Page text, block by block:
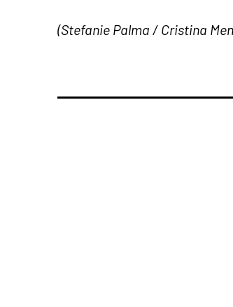
(Stefanie Palma / Cristina